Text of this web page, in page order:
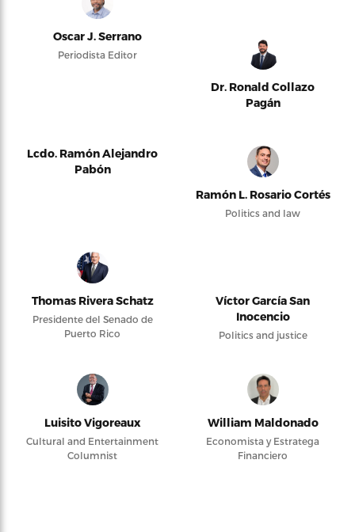
Oscar J. Serrano
Periodista Editor
Dr. Ronald Collazo
Pagán
Lcdo. Ramón Alejandro
Pabón
Ramón L. Rosario Cortés
Politics and law
Thomas Rivera Schatz
Presidente del Senado de
Puerto Rico
Víctor García San
Inocencio
Politics and justice
Luisito Vigoreaux
Cultural and Entertainment
Columnist
William Maldonado
Economista y Estratega
Financiero